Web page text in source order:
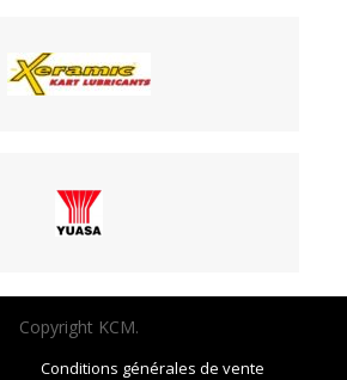
Copyright KCM.
Conditions générales de vente